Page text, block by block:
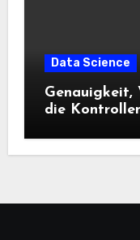
Data Science
Genauigkeit,
die